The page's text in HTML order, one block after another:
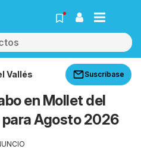
Vallés Suscríbase
en Mollet del
Agosto 2026